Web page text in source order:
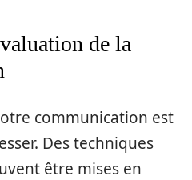
de la
communication est
Des techniques
être mises en